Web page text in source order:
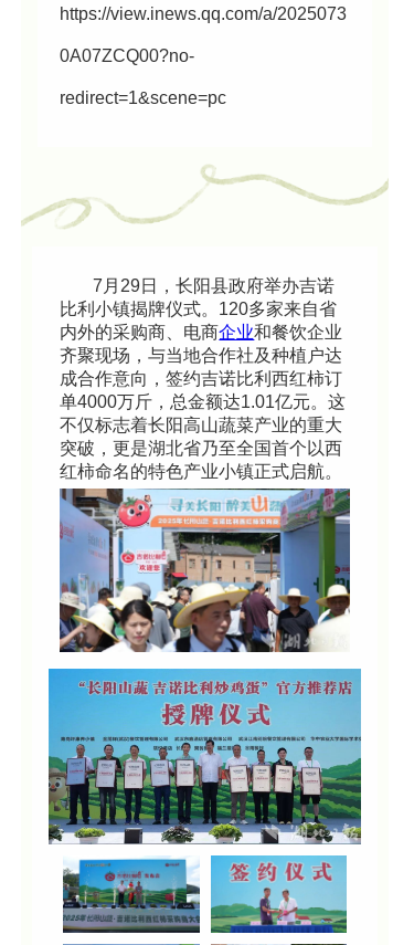
https://view.inews.qq.com/a/2025073
0A07ZCQ00?no-
redirect=1&scene=pc
7月29日，长阳县政府举办吉诺
比利小镇揭牌仪式。120多家来自省
内外的采购商、电商企业和餐饮企业
齐聚现场，与当地合作社及种植户达
成合作意向，签约吉诺比利西红柿订
单4000万斤，总金额达1.01亿元。这
不仅标志着长阳高山蔬菜产业的重大
突破，更是湖北省乃至全国首个以西
红柿命名的特色产业小镇正式启航。